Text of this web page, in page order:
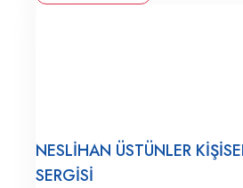
NESLİHAN ÜSTÜNLER
SERGİSİ